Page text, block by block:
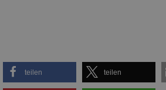
teilen teilen